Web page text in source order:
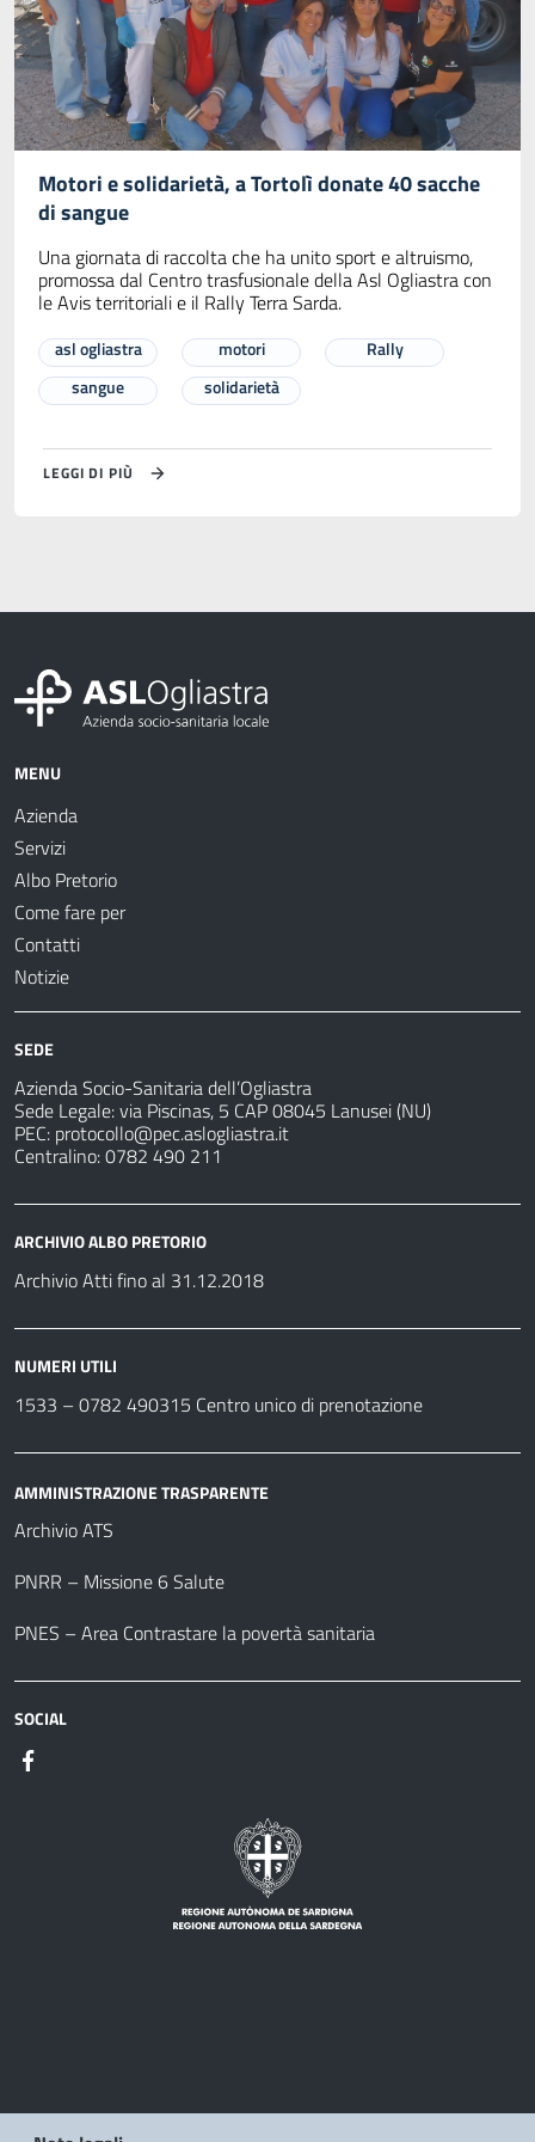
Motori e solidarietà, a Tortolì donate 40 sacche
di sangue
Una giornata di raccolta che ha unito sport e altruismo,
promossa dal Centro trasfusionale della Asl Ogliastra con
le Avis territoriali e il Rally Terra Sarda.
asl ogliastra motori
Rally
sangue
solidarietà
LEGGI DI PIÙ
MENU
Azienda
Servizi
Albo Pretorio
Come fare per
Contatti
Notizie
SEDE
Azienda Socio-Sanitaria dell’Ogliastra
Sede Legale: via Piscinas, 5 CAP 08045 Lanusei (NU)
PEC: protocollo@pec.aslogliastra.it
Centralino: 0782 490 211
ARCHIVIO ALBO PRETORIO
Archivio Atti fino al 31.12.2018
NUMERI UTILI
1533 – 0782 490315 Centro unico di prenotazione
AMMINISTRAZIONE TRASPARENTE
Archivio ATS
PNRR – Missione 6 Salute
PNES – Area Contrastare la povertà sanitaria
SOCIAL